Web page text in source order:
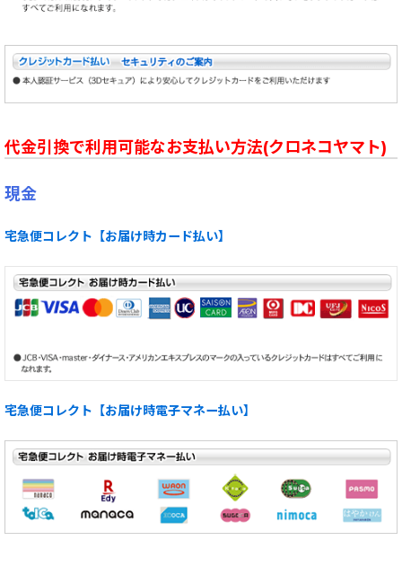
代金引換で利用可能なお支払い方法(クロネコヤマト)
現金
宅急便コレクト【お届け時カード払い】
宅急便コレクト【お届け時電子マネー払い】